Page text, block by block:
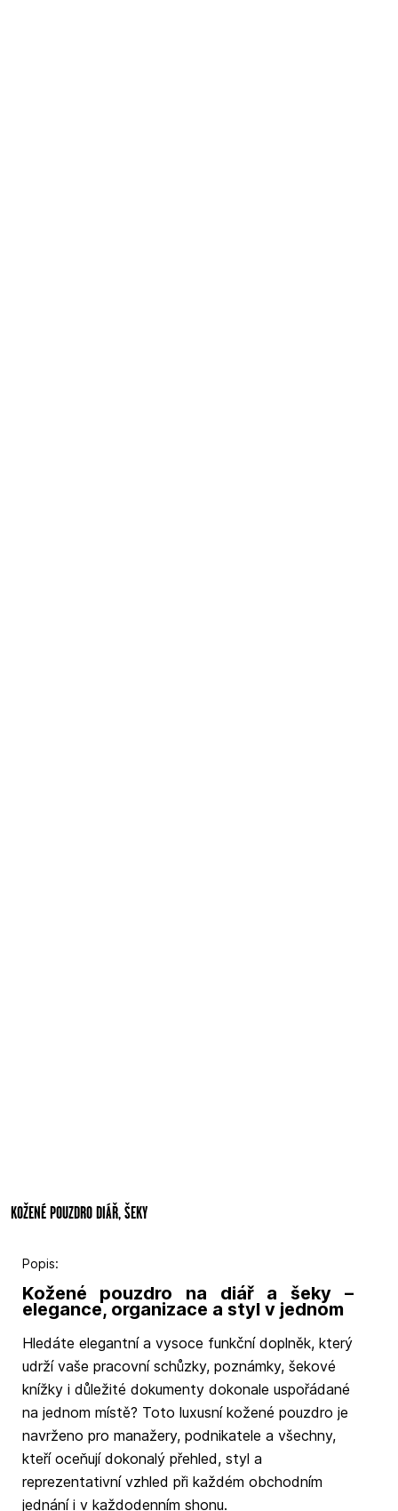
KOŽENÉ POUZDRO DIÁŘ, ŠEKY
Popis:
Kožené pouzdro na diář a šeky –
elegance, organizace a styl v jednom
Hledáte elegantní a vysoce funkční doplněk, který
udrží vaše pracovní schůzky, poznámky, šekové
knížky i důležité dokumenty dokonale uspořádané
na jednom místě? Toto luxusní kožené pouzdro je
navrženo pro manažery, podnikatele a všechny,
kteří oceňují dokonalý přehled, styl a
reprezentativní vzhled při každém obchodním
jednání i v každodenním shonu.